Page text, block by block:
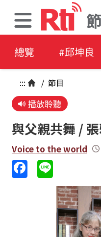
總覽 #邱坤良
::: / 節目
播放聆聽
與父親共舞 /
Voice to the world